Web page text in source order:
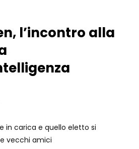
fa saltare in aria il drone
l’incontro alla
in carica e quello eletto si
vecchi amici